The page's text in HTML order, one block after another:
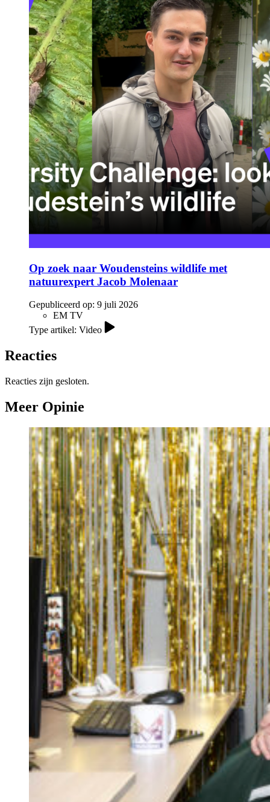
Op zoek naar Woudensteins wildlife met
natuurexpert Jacob Molenaar
Gepubliceerd op: 9 juli 2026
EM TV
Type artikel: Video
Reacties
Reacties zijn gesloten.
Meer Opinie